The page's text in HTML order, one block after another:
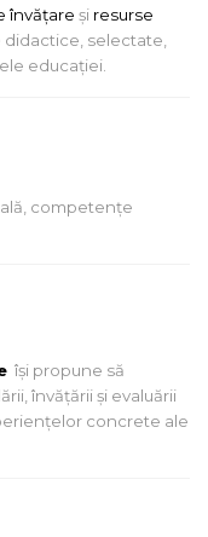
învățare și resurse
selectate,
educației.
competențe
îşi propune să
învăţării şi evaluării
concrete ale